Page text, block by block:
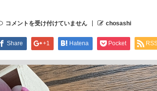
コメントを受け付けていません chosashi
Share +1 Hatena Pocket